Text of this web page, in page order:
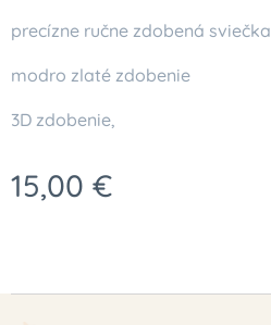
precízne ručne zdobená sviečka
modro zlaté zdobenie
3D zdobenie,
15,00 €